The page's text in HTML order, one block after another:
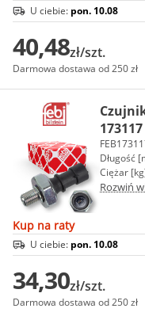
U ciebie: pon. 10.08
40,48zł/szt.
Darmowa dostawa od 250 zł
173117
Długość
Ciężar
Rozwiń
Kup na raty
U ciebie: pon. 10.08
34,30zł/szt.
Darmowa dostawa od 250 zł